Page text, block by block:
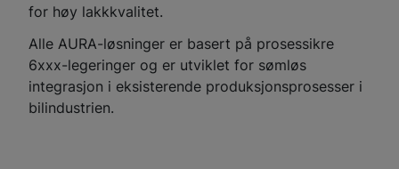
for høy lakkkvalitet.
Alle AURA-løsninger er basert på prosessikre
6xxx-legeringer og er utviklet for sømløs
integrasjon i eksisterende produksjonsprosesser i
bilindustrien.